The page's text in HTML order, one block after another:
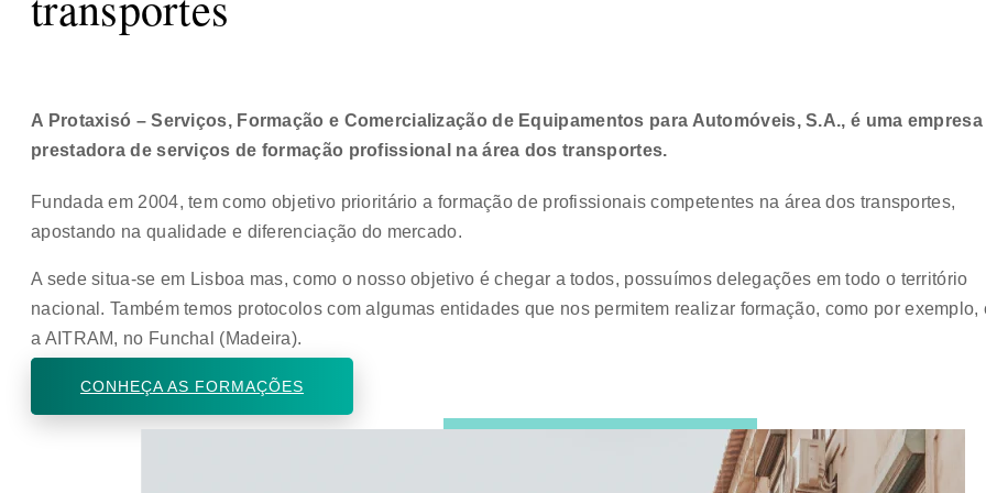
A Protaxisó – Serviços, Formação e Comercialização de Equipamentos para Automóveis, S.A., é uma empresa
prestadora de serviços de formação profissional na área dos transportes.
Fundada em 2004, tem como objetivo prioritário a formação de profissionais competentes na área dos transportes,
apostando na qualidade e diferenciação do mercado.
A sede situa-se em Lisboa mas, como o nosso objetivo é chegar a todos, possuímos delegações em todo o território
nacional. Também temos protocolos com algumas entidades que nos permitem realizar formação, como por exemplo,
a AITRAM, no Funchal (Madeira).
CONHEÇA AS FORMAÇÕES